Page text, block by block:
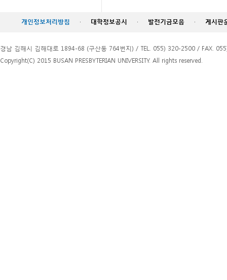
개인정보처리방침 · 대학정보공시 · 발전기금모음 · 게시판
경남 김해시 김해대로 1894-68 (구산동 764번지) / TEL. 055) 320-2500 / FAX.
Copyright(C) 2015 BUSAN PRESBYTERIAN UNIVERSITY. All rights reserved.